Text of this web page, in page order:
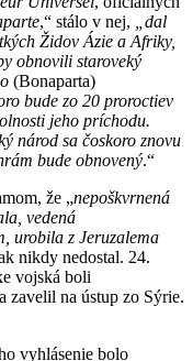
,“ stálo v nej,
„dal
Židov Ázie a Afriky,
obnovili staroveký
(Bonaparta)
bude zo 20 proroctiev
jeho príchodu.
národ sa čoskoro znovu
bude obnovený.“
že „nepoškvrnená
vedená
urobila z Jeruzalema
nikdy nedostal. 24.
vojská boli
zavelil na ústup zo Sýrie.
vyhlásenie bolo